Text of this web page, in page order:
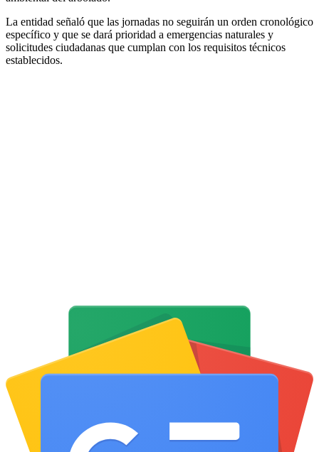
La entidad señaló que las jornadas no seguirán un orden cronológico
específico y que se dará prioridad a emergencias naturales y
solicitudes ciudadanas que cumplan con los requisitos técnicos
establecidos.